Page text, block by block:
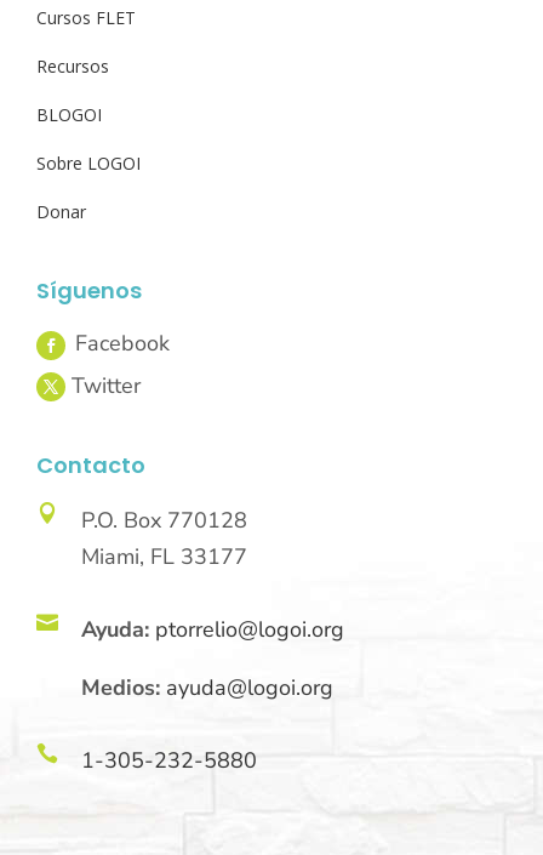
Cursos FLET
Recursos
BLOGOI
Sobre LOGOI
Donar
Síguenos
Contacto

P.O. Box 770128
Miami, FL 33177
 Ayuda: ptorrelio@logoi.org
Medios: ayuda@logoi.org
 1-305-232-5880